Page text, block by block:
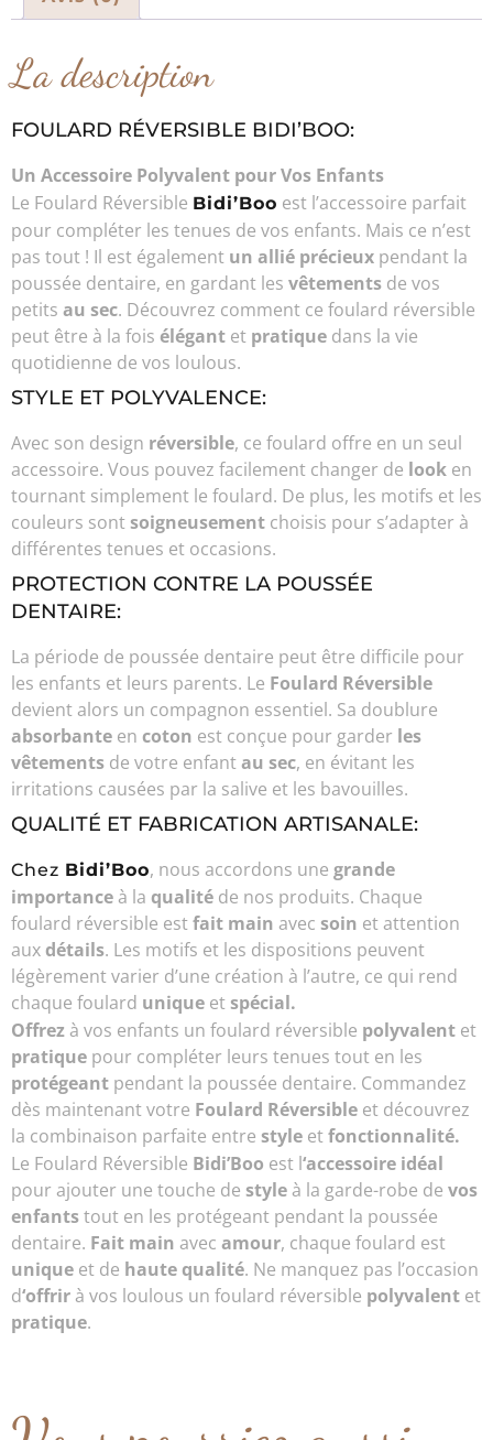
La description
FOULARD RÉVERSIBLE BIDI’BOO:
Un Accessoire Polyvalent pour Vos Enfants
Le Foulard Réversible Bidi’Boo est l’accessoire parfait
pour compléter les tenues de vos enfants. Mais ce n’est
pas tout ! Il est également un allié précieux pendant la
poussée dentaire, en gardant les vêtements de vos
petits au sec. Découvrez comment ce foulard réversible
peut être à la fois élégant et pratique dans la vie
quotidienne de vos loulous.
STYLE ET POLYVALENCE:
Avec son design réversible, ce foulard offre en un seul
accessoire. Vous pouvez facilement changer de look en
tournant simplement le foulard. De plus, les motifs et les
couleurs sontsoigneusement choisis pour s’adapter à
différentes tenues et occasions.
PROTECTION CONTRE LA POUSSÉE
DENTAIRE:
La période de poussée dentaire peut être difficile pour
les enfants et leurs parents. Le Foulard Réversible
devient alors un compagnon essentiel. Sa doublure
absorbante en coton est conçue pour garder les
vêtements de votre enfantau sec, en évitant les
irritations causées par la salive et les bavouilles.
QUALITÉ ET FABRICATION ARTISANALE:
Chez Bidi’Boo, nous accordons une grande
importance à la qualité de nos produits. Chaque
foulard réversible estfait main avec soin et attention
auxdétails. Les motifs et les dispositions peuvent
légèrement varier d’une création à l’autre, ce qui rend
chaque foulard unique etspécial.
Offrez à vos enfants un foulard réversible polyvalent et
pratique pour compléter leurs tenues tout en les
protégeant pendant la poussée dentaire. Commandez
dès maintenant votre Foulard Réversible et découvrez
la combinaison parfaite entre style etfonctionnalité.
Le Foulard Réversible Bidi’Boo est l‘accessoire idéal
pour ajouter une touche de style à la garde-robe de vos
enfantstout en les protégeant pendant la poussée
dentaire. Fait main avec amour, chaque foulard est
unique et de haute qualité. Ne manquez pas l’occasion
d‘offrir à vos loulous un foulard réversible polyvalent et
pratique.